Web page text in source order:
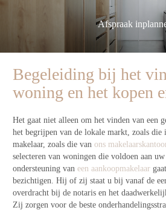
Afspraak
Begeleiding bij het
woning en het kopen
Het gaat niet alleen om het vinden van een
het begrijpen van de lokale markt, zoals die
makelaar, zoals die van ons
selecteren van woningen die voldoen aan
ondersteuning van een aankoopmakelaar
bezichtigen. Hij of zij staat u bij vanaf de
overdracht bij de notaris en het
Zij zorgen voor de beste